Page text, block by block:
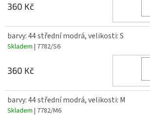
360 Kč
barvy: 44 střední modrá, velikosti: S
Skladem | 7782/S6
360 Kč
barvy: 44 střední modrá, velikosti: M
Skladem | 7782/M6